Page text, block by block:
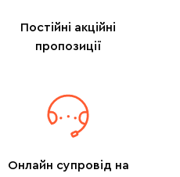
Постійні акційні
пропозиції
Онлайн супровід на